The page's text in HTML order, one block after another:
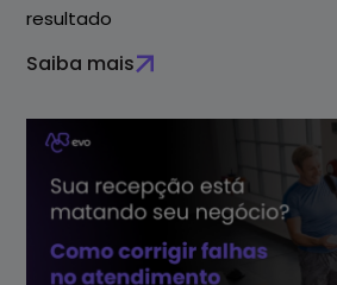
resultado
Saiba mais